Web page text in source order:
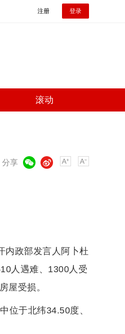
注册 登录
滚动
分享
内政部发言人阿卜杜
人遇难、1300人受
屋受损。
位于北纬34.50度、